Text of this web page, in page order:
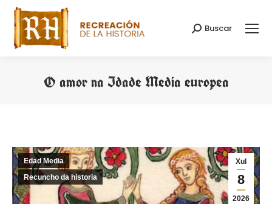
Search:
Buscar
O amor na Idade Media europea
Xul
8
2026
Edad Media
Recuncho da historia